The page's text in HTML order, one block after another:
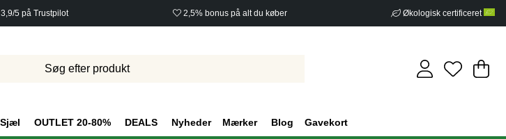
3,9/5 på Trustpilot 2,5% bonus på alt du køber Økologisk certificeret
.
OUTLET 20-80% DEALS Nyheder Mærker Blog Gavekort